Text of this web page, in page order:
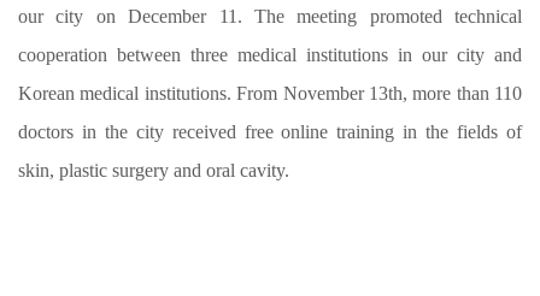
our city on December 11. The meeting promoted technical
cooperation between three medical institutions in our city and
Korean medical institutions. From November 13th, more than 110
doctors in the city received free online training in the fields of
skin, plastic surgery and oral cavity.